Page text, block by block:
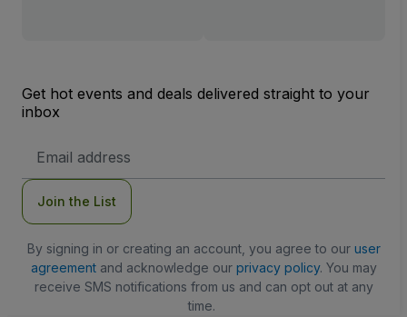
Get hot events and deals delivered straight to your
inbox
Address
Join the List
By signing in or creating an account, you agree to our user
agreementand acknowledge our privacy policy. You may
receive SMS notifications from us and can opt out at any
time.